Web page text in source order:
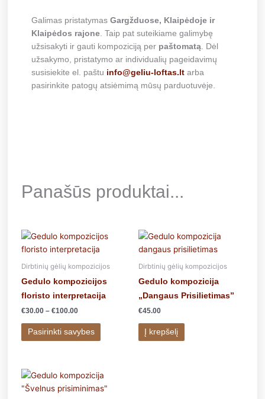
Galimas pristatymasGargžduose, Klaipėdoje ir
Klaipėdos rajone. Taip pat suteikiame galimybę
užsisakyti ir gauti kompoziciją per paštomatą. Dėl
užsakymo, pristatymo ar individualių pageidavimų
susisiekite el. paštu info@geliu-loftas.lt arba
pasirinkite patogų atsiėmimą mūsų parduotuvėje.
Panašūs produktai...
Dirbtinių gėlių kompozicijos
Gedulo kompozicijos
floristo interpretacija
€30.00 – €100.00
Price
range:
€30.00
through
€100.00
Pasirinkti savybes
This
has
The
may
be
the
product
Dirbtinių gėlių kompozicijos
Gedulo kompozicija
„Dangaus Prisilietimas”
€45.00
Į krepšelį